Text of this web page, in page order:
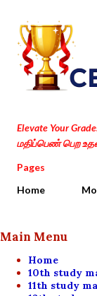
Elevate Your
மதிப்பெண் பெற
Pages
Home
Main Menu
Home
10th study
11th study